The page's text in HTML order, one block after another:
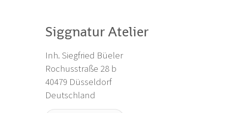
Siggnatur Atelier
Inh. Siegfried Büeler
Rochusstraße 28 b
40479 Düsseldorf
Deutschland